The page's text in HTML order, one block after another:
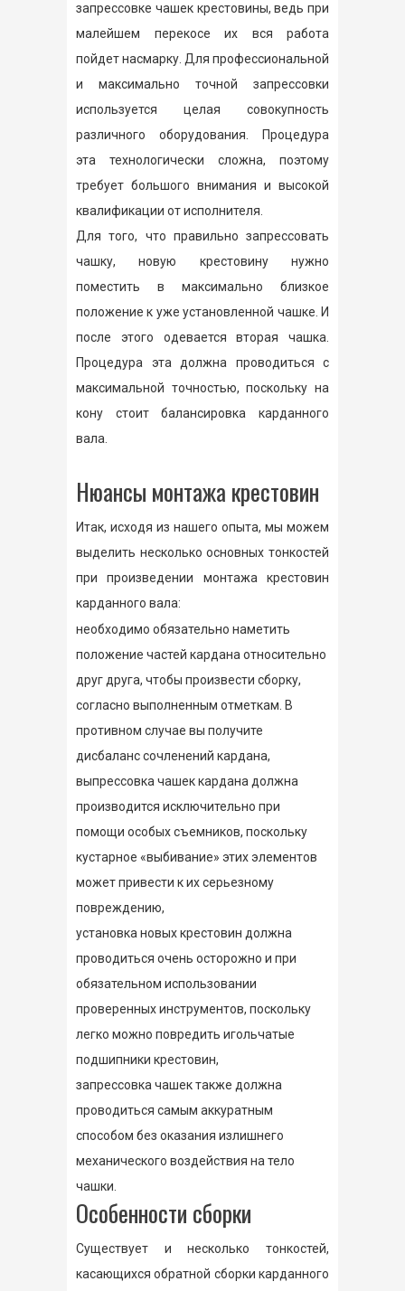
запрессовке чашек крестовины, ведь при
малейшем перекосе их вся работа
пойдет насмарку. Для профессиональной
и максимально точной запрессовки
используется целая совокупность
различного оборудования. Процедура
эта технологически сложна, поэтому
требует большого внимания и высокой
квалификации от исполнителя.
Для того, что правильно запрессовать
чашку, новую крестовину нужно
поместить в максимально близкое
положение к уже установленной чашке. И
после этого одевается вторая чашка.
Процедура эта должна проводиться с
максимальной точностью, поскольку на
кону стоит балансировка карданного
вала.
Нюансы монтажа крестовин
Итак, исходя из нашего опыта, мы можем
выделить несколько основных тонкостей
при произведении монтажа крестовин
карданного вала:
необходимо обязательно наметить
положение частей кардана относительно
друг друга, чтобы произвести сборку,
согласно выполненным отметкам. В
противном случае вы получите
дисбаланс сочленений кардана,
выпрессовка чашек кардана должна
производится исключительно при
помощи особых съемников, поскольку
кустарное «выбивание» этих элементов
может привести к их серьезному
повреждению,
установка новых крестовин должна
проводиться очень осторожно и при
обязательном использовании
проверенных инструментов, поскольку
легко можно повредить игольчатые
подшипники крестовин,
запрессовка чашек также должна
проводиться самым аккуратным
способом без оказания излишнего
механического воздействия на тело
чашки.
Особенности сборки
Существует и несколько тонкостей,
касающихся обратной сборки карданного